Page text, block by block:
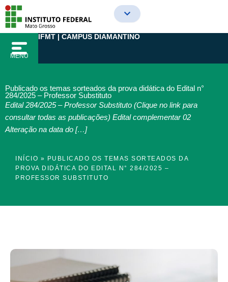
para
conteúdo
MENU
IFMT | CAMPUS DIAMANTINO
Publicado os temas sorteados da prova didática do Edital n°
284/2025 – Professor Substituto
Edital 284/2025 – Professor Substituto (Clique no link para
consultar todas as publicações) Edital complementar 02
Alteração na data do […]
INÍCIO » PUBLICADO OS TEMAS SORTEADOS DA
PROVA DIDÁTICA DO EDITAL N° 284/2025 –
PROFESSOR SUBSTITUTO